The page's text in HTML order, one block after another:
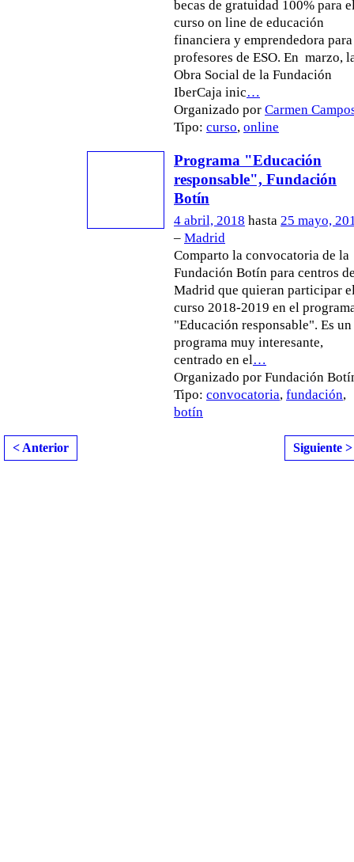
becas de gratuidad 100% para
curso on line de educación
financiera y emprendedora para
profesores de ESO. En marzo,
Obra Social de la Fundación
IberCaja inic…
Organizado por Carmen
Tipo: curso, online
Programa "Educación
responsable", Fundación
Botín
4 abril, 2018 hasta 25 mayo,
– Madrid
Comparto la convocatoria de la
Fundación Botín para centros
Madrid que quieran participar
curso 2018-2019 en el
"Educación responsable". Es un
programa muy interesante,
centrado en el…
Organizado por Fundación
Tipo: convocatoria, fundación,
botín
< Anterior Siguiente >